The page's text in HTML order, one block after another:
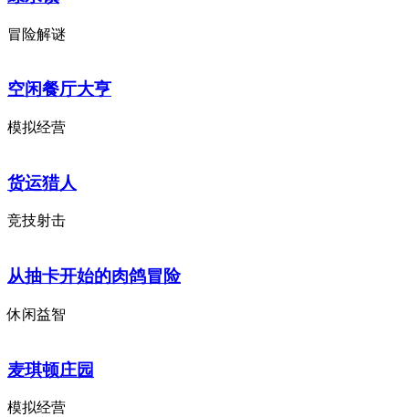
冒险解谜
空闲餐厅大亨
模拟经营
货运猎人
竞技射击
从抽卡开始的肉鸽冒险
休闲益智
麦琪顿庄园
模拟经营